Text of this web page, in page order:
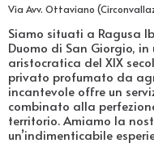
Via Avv. Ottaviano
Siamo situati a Ragusa
Duomo di San Giorgio,
aristocratica del XIX
privato profumato da
incantevole offre un
combinato alla
territorio. Amiamo la
un’indimenticabile